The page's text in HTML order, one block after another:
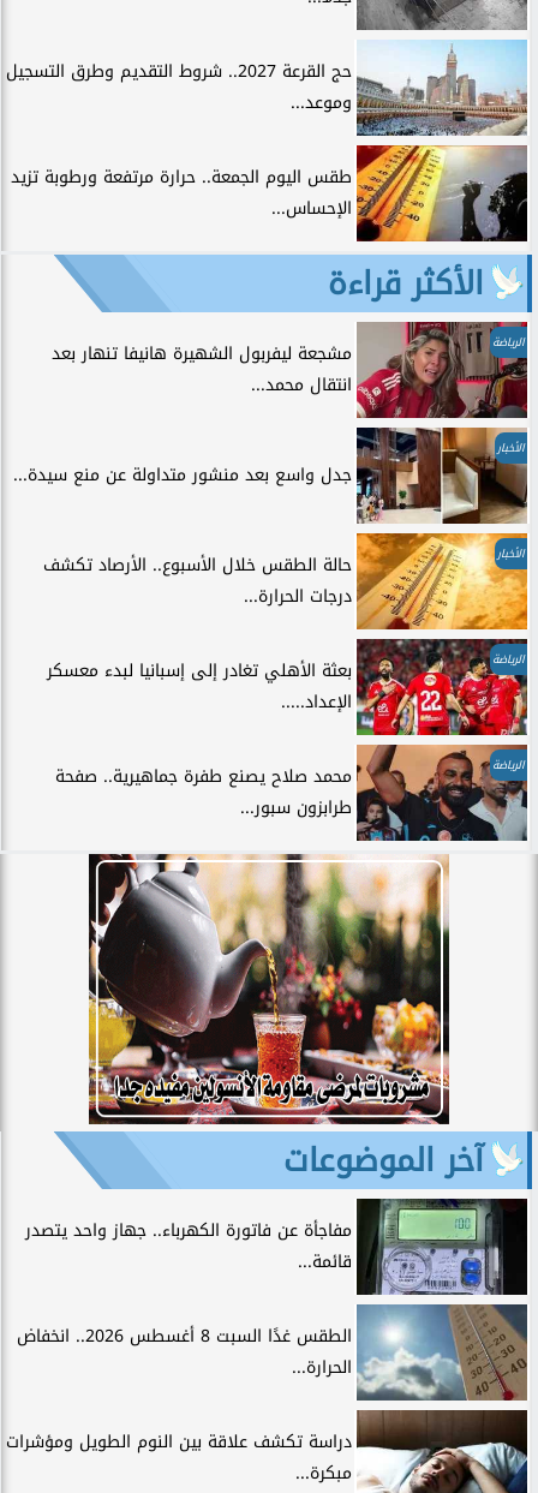
حج القرعة 2027.. شروط التقديم وطرق التسجيل
وموعد...
طقس اليوم الجمعة.. حرارة مرتفعة ورطوبة تزيد
الإحساس...
الأكثر قراءة
الرياضة
مشجعة ليفربول الشهيرة هانيفا تنهار بعد
انتقال محمد...
الأخبار
جدل واسع بعد منشور متداولة عن منع سيدة...
الأخبار
حالة الطقس خلال الأسبوع.. الأرصاد تكشف
درجات الحرارة...
الرياضة
بعثة الأهلي تغادر إلى إسبانيا لبدء معسكر
الإعداد.....
الرياضة
محمد صلاح يصنع طفرة جماهيرية.. صفحة
طرابزون سبور...
آخر الموضوعات
مفاجأة عن فاتورة الكهرباء.. جهاز واحد يتصدر
قائمة...
الطقس غدًا السبت 8 أغسطس 2026.. انخفاض
الحرارة...
دراسة تكشف علاقة بين النوم الطويل ومؤشرات
مبكرة...